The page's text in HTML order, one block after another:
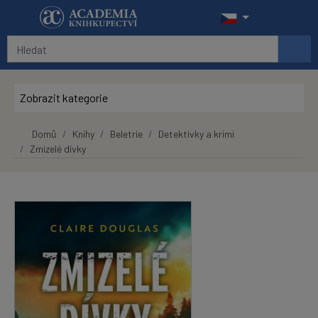
Přeskočit na hlavní obsah
Zobrazit kategorie
Domů Knihy Beletrie
Detektivky a krimi
Zmizelé dívky